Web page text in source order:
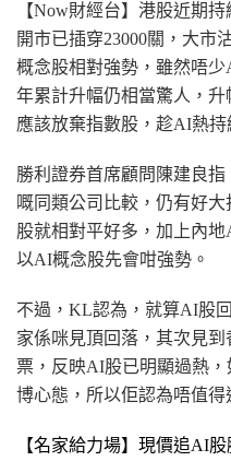
【Now財經台】港股近期
開市已插穿23000關，大市
概念股相對強勢，雖然唔少
年累計升幅仍相當驚人，
應該放棄指數股，趁AI熱持
勝利證券首席顧問陳建良
嘅同類公司比較，仍有好
股就相對平好多，加上內
以AI概念股先會咁強勢。
不過，KL認為，就算AI股
家係咪見頂回落，其次見
票 ，反映AI股已明顯過熱
博心態，所以佢認為唔值得
【名家給力場】現價追AI股